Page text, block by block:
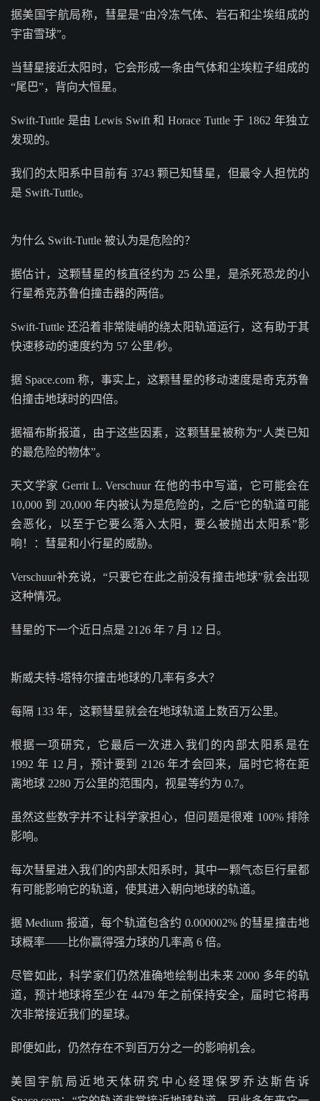
据美国宇航局称，彗星是“由冷冻气体、岩石和尘埃组成的
宇宙雪球”。
当彗星接近太阳时，它会形成一条由气体和尘埃粒子组成的
“尾巴”，背向大恒星。
Swift-Tuttle 是由 Lewis Swift 和 Horace Tuttle 于 1862 年独立
发现的。
我们的太阳系中目前有 3743 颗已知彗星，但最令人担忧的
是 Swift-Tuttle。
为什么 Swift-Tuttle 被认为是危险的？
据估计，这颗彗星的核直径约为 25 公里，是杀死恐龙的小
行星希克苏鲁伯撞击器的两倍。
Swift-Tuttle 还沿着非常陡峭的绕太阳轨道运行，这有助于其
快速移动的速度约为 57 公里/秒。
据 Space.com 称，事实上，这颗彗星的移动速度是奇克苏鲁
伯撞击地球时的四倍。
据福布斯报道，由于这些因素，这颗彗星被称为“人类已知
的最危险的物体”。
天文学家 Gerrit L. Verschuur 在他的书中写道，它可能会在
10,000 到 20,000 年内被认为是危险的，之后“它的轨道可能
会恶化，以至于它要么落入太阳，要么被抛出太阳系”影
响！：彗星和小行星的威胁。
Verschuur补充说，“只要它在此之前没有撞击地球”就会出现
这种情况。
彗星的下一个近日点是 2126 年 7 月 12 日。
斯威夫特-塔特尔撞击地球的几率有多大？
每隔 133 年，这颗彗星就会在地球轨道上数百万公里。
根据一项研究，它最后一次进入我们的内部太阳系是在
1992 年 12 月，预计要到 2126 年才会回来，届时它将在距
离地球 2280 万公里的范围内，视星等约为 0.7。
虽然这些数字并不让科学家担心，但问题是很难 100% 排除
影响。
每次彗星进入我们的内部太阳系时，其中一颗气态巨行星都
有可能影响它的轨道，使其进入朝向地球的轨道。
据 Medium 报道，每个轨道包含约 0.000002% 的彗星撞击地
球概率——比你赢得强力球的几率高 6 倍。
尽管如此，科学家们仍然准确地绘制出未来 2000 多年的轨
道，预计地球将至少在 4479 年之前保持安全，届时它将再
次非常接近我们的星球。
即便如此，仍然存在不到百万分之一的影响机会。
美国宇航局近地天体研究中心经理保罗乔达斯告诉